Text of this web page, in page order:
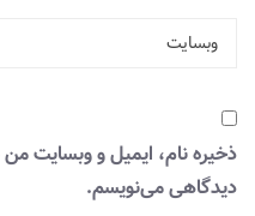
ذخیره نام، ایمیل و وبسایت من
دیدگاهی می‌نویسم.